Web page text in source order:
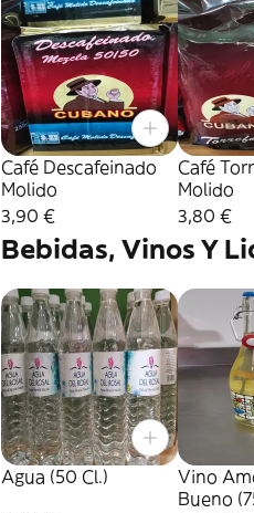
Café Descafeinado
Molido
3,90 €
Café
Molido
3,80 €
Bebidas, Vinos Y
Agua (50 Cl.)
Vino
Bueno